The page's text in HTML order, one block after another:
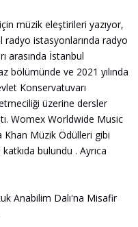
müzik eleştirileri yazıyor,
radyo istasyonlarında radyo
arasında İstanbul
bölümünde ve 2021 yılında
Konservatuvarı
üzerine dersler
Womex Worldwide Music
Khan Müzik Ödülleri gibi
bulundu . Ayrıca
Anabilim Dalı'na Misafir